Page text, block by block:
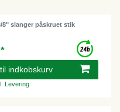
8" slanger påskruet stik
indkobskurv
Levering